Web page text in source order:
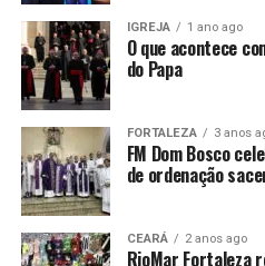
IGREJA 1 ano ago
O que acontece
do Papa
FORTALEZA 3 anos
FM Dom Bosco
de ordenação
CEARÁ 2 anos ago
RioMar Fortaleza